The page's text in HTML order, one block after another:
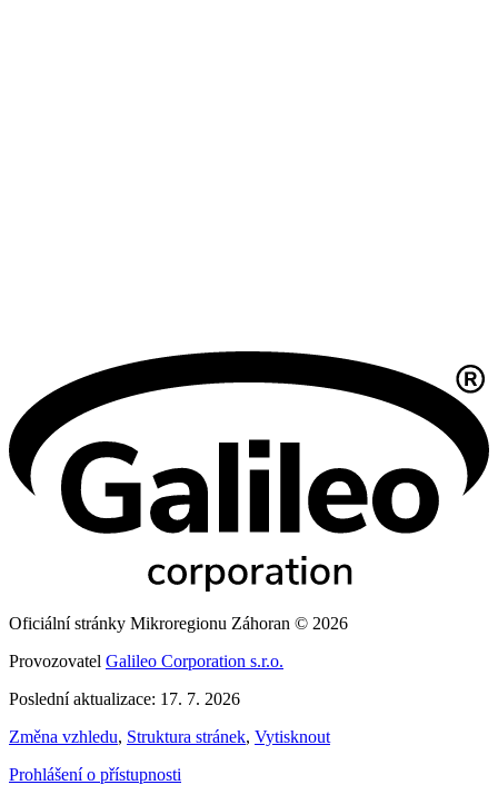
Oficiální stránky Mikroregionu Záhoran © 2026
Provozovatel Galileo Corporation s.r.o.
Poslední aktualizace: 17. 7. 2026
Změna vzhledu, Struktura stránek, Vytisknout
Prohlášení o přístupnosti